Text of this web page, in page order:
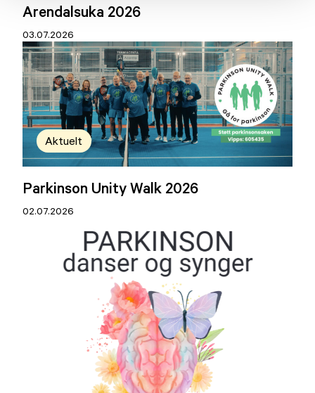
Arendalsuka 2026
03.07.2026
Aktuelt
Parkinson Unity Walk 2026
02.07.2026